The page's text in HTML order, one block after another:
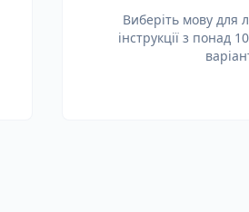
Виберіть мову для
інструкції з понад